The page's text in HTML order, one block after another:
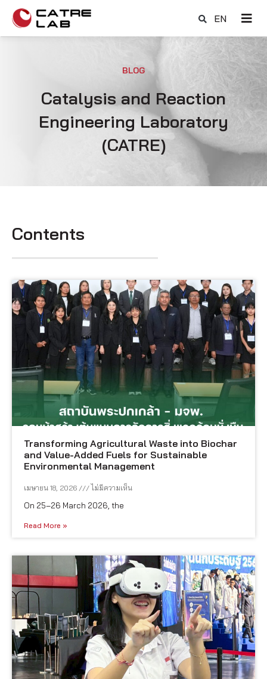
EN
BLOG
Catalysis and Reaction
Engineering Laboratory
(CATRE)
Contents
Transforming Agricultural Waste into Biochar
and Value-Added Fuels for Sustainable
Environmental Management
เมษายน 18, 2026 ไม่มีความเห็น
On 25–26 March 2026, the
Read More »